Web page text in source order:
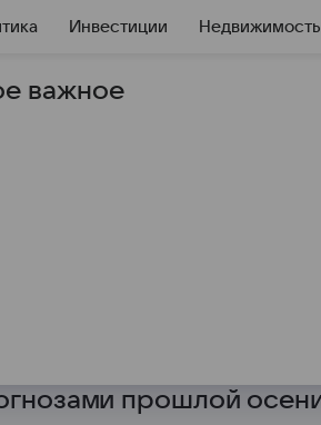
Инвестиции Недвижимость
млрд
прошлой
важное